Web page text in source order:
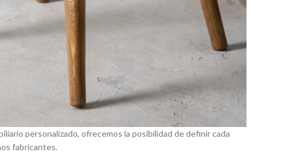
personalizado, ofrecemos la posibilidad de definir cada
fabricantes.